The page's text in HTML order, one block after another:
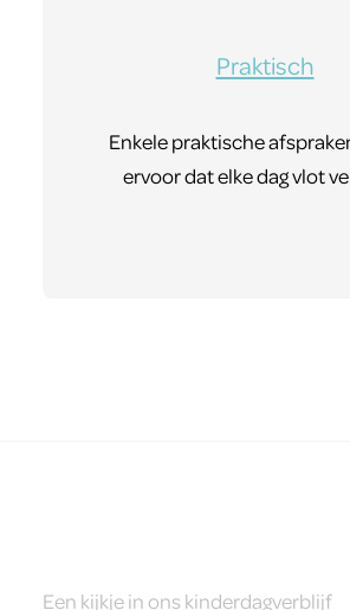
Praktisch
Enkele praktische
ervoor dat elke dag vlot
Een kijkje in ons kinderdagverblijf